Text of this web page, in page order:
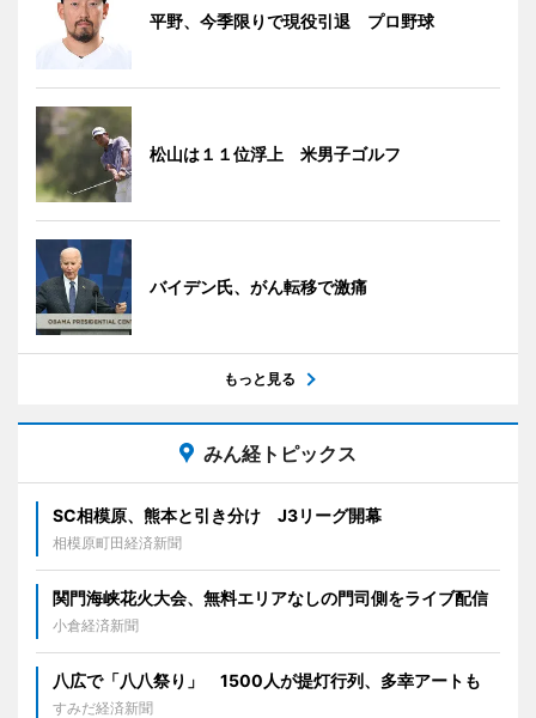
平野、今季限りで現役引退 プロ野球
松山は１１位浮上 米男子ゴルフ
バイデン氏、がん転移で激痛
もっと見る
みん経トピックス
SC相模原、熊本と引き分け J3リーグ開幕
相模原町田経済新聞
関門海峡花火大会、無料エリアなしの門司側をライブ配信
小倉経済新聞
八広で「八八祭り」 1500人が提灯行列、多幸アートも
すみだ経済新聞